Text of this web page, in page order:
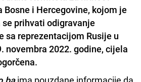
Bosne i Hercegovine, kojom je
prihvati odigravanje
sa reprezentacijom Rusije u
novembra 2022. godine, cijela